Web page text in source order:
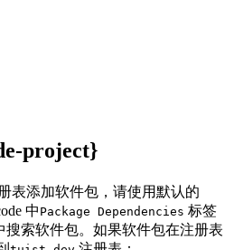
project}
表添加软件包，请使用默认的
中 Package Dependencies 标签
搜索软件包。如果软件包在注册表